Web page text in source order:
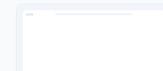
continuità dei prompt con le API per